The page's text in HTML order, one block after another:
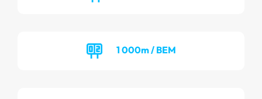
1 000m / BEM